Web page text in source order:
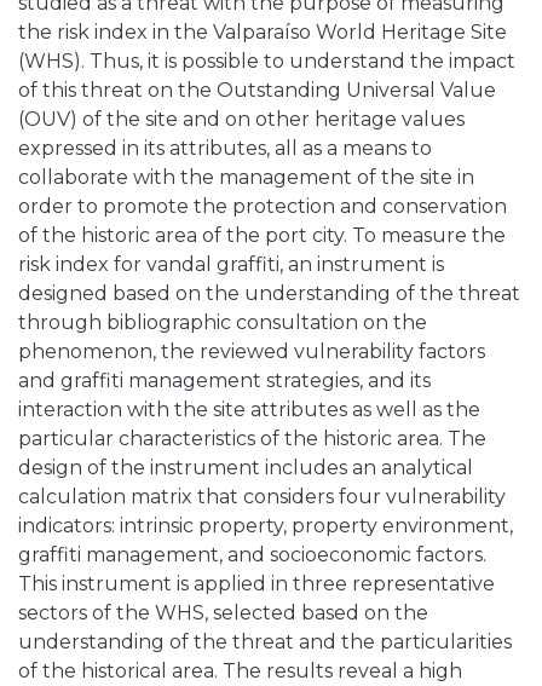
the risk index in the Valparaíso World Heritage Site
(WHS). Thus, it is possible to understand the impact
of this threat on the Outstanding Universal Value
(OUV) of the site and on other heritage values
expressed in its attributes, all as a means to
collaborate with the management of the site in
order to promote the protection and conservation
of the historic area of the port city. To measure the
risk index for vandal graffiti, an instrument is
designed based on the understanding of the threat
through bibliographic consultation on the
phenomenon, the reviewed vulnerability factors
and graffiti management strategies, and its
interaction with the site attributes as well as the
particular characteristics of the historic area. The
design of the instrument includes an analytical
calculation matrix that considers four vulnerability
indicators: intrinsic property, property environment,
graffiti management, and socioeconomic factors.
This instrument is applied in three representative
sectors of the WHS, selected based on the
understanding of the threat and the particularities
of the historical area. The results reveal a high